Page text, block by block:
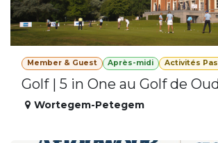
Member & Guest Après-midi Activités
Golf | 5 in One au Golf de
Wortegem-Petegem